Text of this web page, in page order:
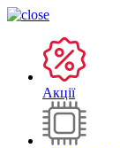
Акції